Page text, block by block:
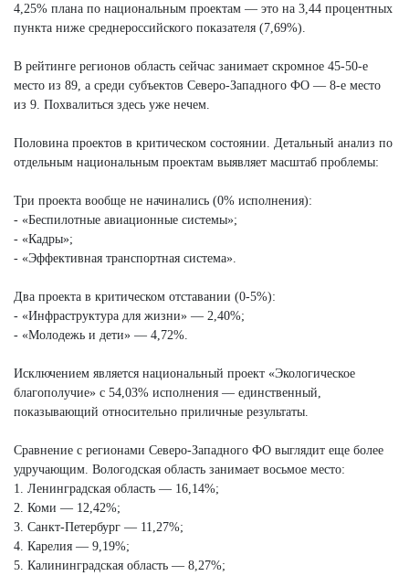
4,25% плана по национальным проектам — это на 3,44 процентных
пункта ниже среднероссийского показателя (7,69%).
В рейтинге регионов область сейчас занимает скромное 45-50-е
место из 89, а среди субъектов Северо-Западного ФО — 8-е место
из 9. Похвалиться здесь уже нечем.
Половина проектов в критическом состоянии. Детальный анализ по
отдельным национальным проектам выявляет масштаб проблемы:
Три проекта вообще не начинались (0% исполнения):
- «Беспилотные авиационные системы»;
- «Кадры»;
- «Эффективная транспортная система».
Два проекта в критическом отставании (0-5%):
- «Инфраструктура для жизни» — 2,40%;
- «Молодежь и дети» — 4,72%.
Исключением является национальный проект «Экологическое
благополучие» с 54,03% исполнения — единственный,
показывающий относительно приличные результаты.
Сравнение с регионами Северо-Западного ФО выглядит еще более
удручающим. Вологодская область занимает восьмое место:
1. Ленинградская область — 16,14%;
2. Коми — 12,42%;
3. Санкт-Петербург — 11,27%;
4. Карелия — 9,19%;
5. Калининградская область — 8,27%;